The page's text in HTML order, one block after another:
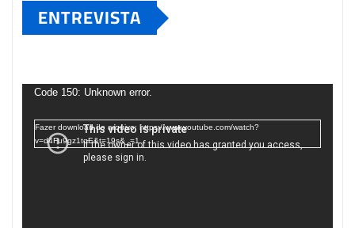
ENTREVISTA
deCode 150: Unknown error.
Fazer download do arquivo: https://www.youtube.com/watch?
v=d4Fu9gz1tqE&t=19s&_=1